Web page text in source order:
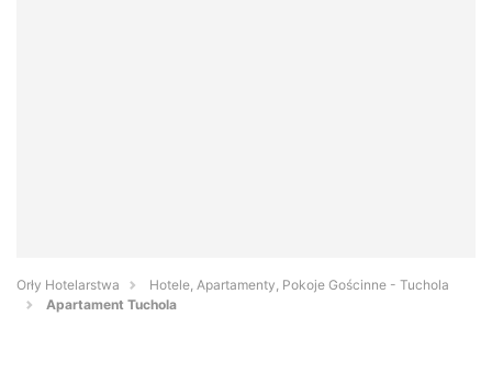
Orły Hotelarstwa
Hotele, Apartamenty, Pokoje Gościnne - Tuchola
Apartament Tuchola